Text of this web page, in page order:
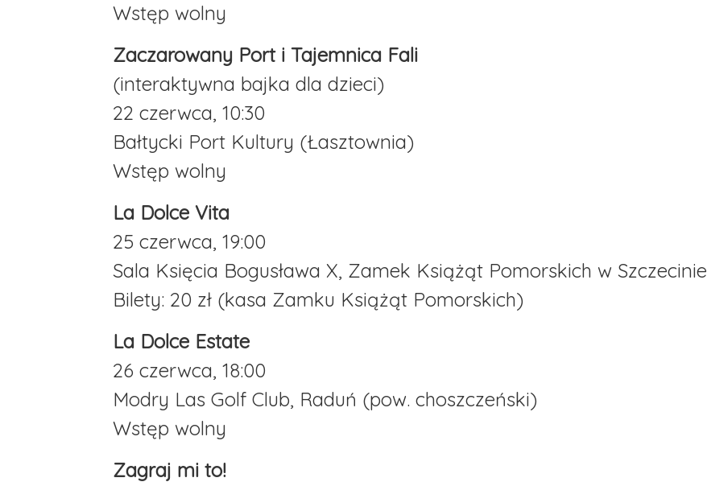
Wstęp wolny
Zaczarowany Port i Tajemnica Fali
(interaktywna bajka dla dzieci)
22 czerwca, 10:30
Bałtycki Port Kultury (Łasztownia)
Wstęp wolny
La Dolce Vita
25 czerwca, 19:00
Sala Księcia Bogusława X, Zamek Książąt Pomorskich w Szczecinie
Bilety: 20 zł (kasa Zamku Książąt Pomorskich)
La Dolce Estate
26 czerwca, 18:00
Modry Las Golf Club, Raduń (pow. choszczeński)
Wstęp wolny
Zagraj mi to!